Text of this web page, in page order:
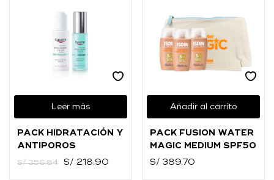
Leer más
PACK HIDRATACIÓN Y
ANTIPOROS
S/356.84 S/ 218.90
Añadir al carrito
PACK FUSION WATER
MAGIC MEDIUM SPF50
S/ 389.70